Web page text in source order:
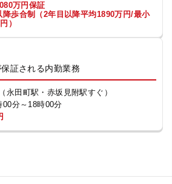
万円保証
降歩合制（2年目以降平均1890万円/最小
）
証される内勤業務
永田町駅・赤坂見附駅すぐ）
00分～18時00分